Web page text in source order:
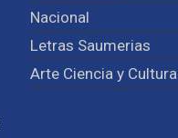
Nacional
Letras Saumerias
Arte Ciencia y Cultura